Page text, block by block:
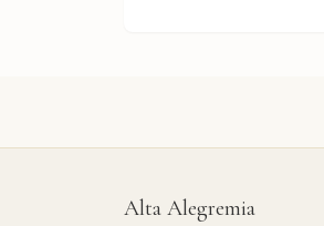
Alta Alegremia